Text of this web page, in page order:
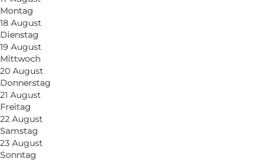
Montag
18 August
Dienstag
19 August
Mittwoch
20 August
Donnerstag
21 August
Freitag
22 August
Samstag
23 August
Sonntag
EFKT